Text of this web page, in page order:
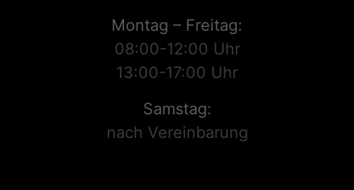
Montag – Freitag:
08:00-12:00 Uhr
13:00-17:00 Uhr
Samstag:
nach Vereinbarung